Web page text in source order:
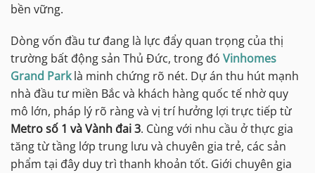
bền vững.
Dòng vốn đầu tư đang là lực đẩy quan trọng của thị
trường bất động sản Thủ Đức, trong đó Vinhomes
Grand Parklà minh chứng rõ nét. Dự án thu hút mạnh
nhà đầu tư miền Bắc và khách hàng quốc tế nhờ quy
mô lớn, pháp lý rõ ràng và vị trí hưởng lợi trực tiếp từ
Metro số 1 và Vành đai 3. Cùng với nhu cầu ở thực gia
tăng từ tầng lớp trung lưu và chuyên gia trẻ, các sản
phẩm tại đây duy trì thanh khoản tốt. Giới chuyên gia